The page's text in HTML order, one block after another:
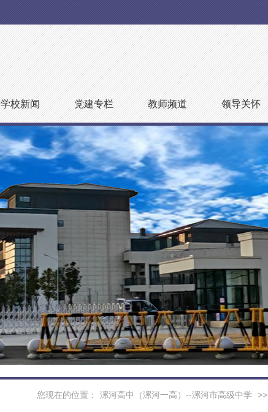
学校新闻 党建专栏 教师频道 领导关怀
您现在的位置： 漯河高中（漯河一高）--漯河市高级中学 >>